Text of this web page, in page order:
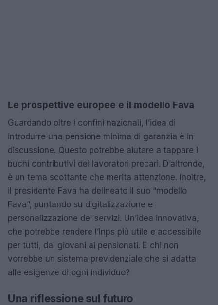
Le prospettive europee e il modello Fava
Guardando oltre i confini nazionali, l’idea di
introdurre una pensione minima di garanzia è in
discussione. Questo potrebbe aiutare a tappare i
buchi contributivi dei lavoratori precari. D’altronde,
è un tema scottante che merita attenzione. Inoltre,
il presidente Fava ha delineato il suo “modello
Fava”, puntando su digitalizzazione e
personalizzazione dei servizi. Un’idea innovativa,
che potrebbe rendere l’Inps più utile e accessibile
per tutti, dai giovani ai pensionati. E chi non
vorrebbe un sistema previdenziale che si adatta
alle esigenze di ogni individuo?
Una riflessione sul futuro